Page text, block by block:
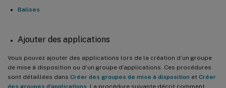
Balises
Ajouter des applications
Vous pouvez ajouter des applications lors de la création d’un groupe
de mise à disposition ou d’un groupe d’applications. Ces procédures
sont détaillées dans Créer des groupes de mise à disposition et Créer
des groupes d’applications . La procédure suivante décrit comment